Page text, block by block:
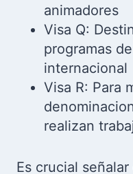
animadores
Visa Q:
programas
internacional
Visa R: Para
realizan
Es crucial